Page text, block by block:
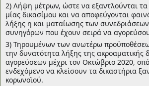
2) Λήψη μέτρων, ώστε να εξαντλούνται τα
μίας δικασίμου και να αποφεύγονται
λήξης η και ματαίωσης των συνεδριάσεων
συνηγόρων που έχουν σειρά να
3) Τηρουμένων των ανωτέρω
την δυνατότητα λήξης της ακροαματικής
αγορεύσεων μέχρι τον Οκτώβριο 2020,
ενδεχόμενο να κλείσουν τα δικαστήρια
κορωνοϊού.